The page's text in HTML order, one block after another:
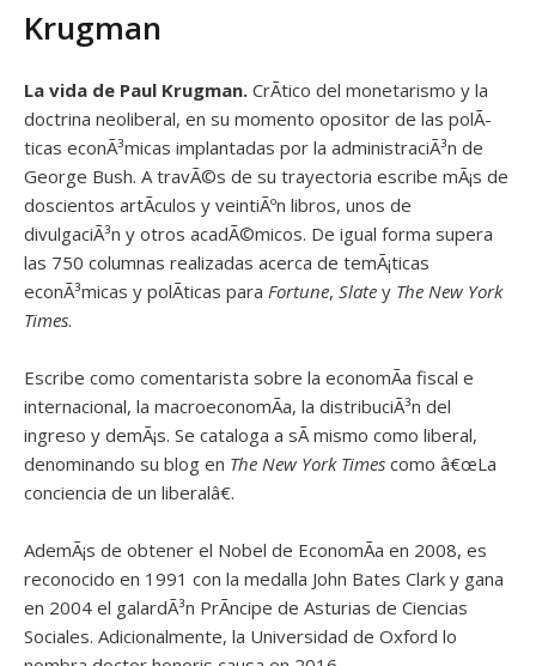
Krugman
La vida de Paul Krugman. CrÃ­tico del monetarismo y la
doctrina neoliberal, en su momento opositor de las polÃ­
ticas econÃ³micas implantadas por la administraciÃ³n de
George Bush. A travÃ©s de su trayectoria escribe mÃ¡s de
doscientos artÃ­culos y veintiÃºn libros, unos de
divulgaciÃ³n y otros acadÃ©micos. De igual forma supera
las 750 columnas realizadas acerca de temÃ¡ticas
econÃ³micas y polÃ­ticas para Fortune, Slate y The New York
Times.
Escribe como comentarista sobre la economÃ­a fiscal e
internacional, la macroeconomÃ­a, la distribuciÃ³n del
ingreso y demÃ¡s. Se cataloga a sÃ­ mismo como liberal,
denominando su blog en The New York Times como â€œLa
conciencia de un liberalâ€.
AdemÃ¡s de obtener el Nobel de EconomÃ­a en 2008, es
reconocido en 1991 con la medalla John Bates Clark y gana
en 2004 el galardÃ³n PrÃ­ncipe de Asturias de Ciencias
Sociales. Adicionalmente, la Universidad de Oxford lo